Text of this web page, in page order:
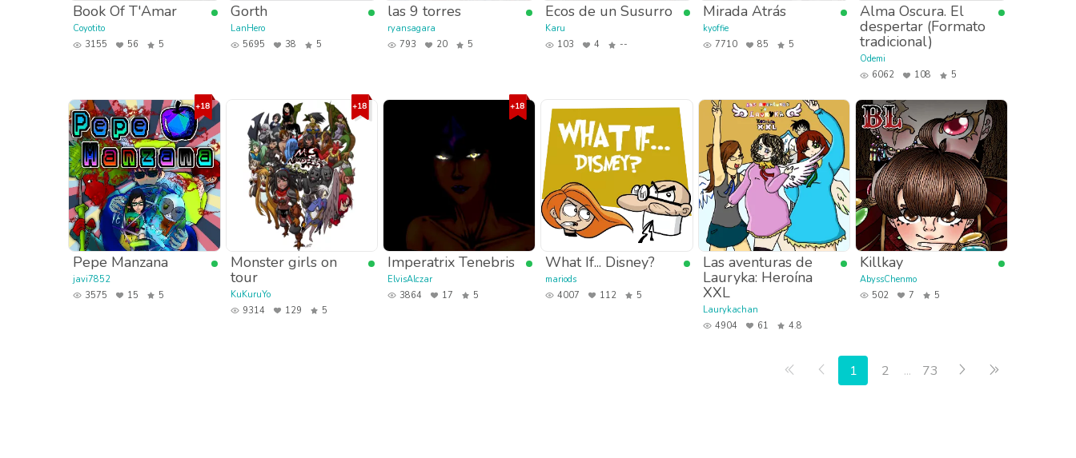
Book Of T'Amar
Coyotito
3155
56 5
Gorth
LanHero
5695
38 5
las 9 torres
ryansagara
793
20 5
Ecos de un Susurro
Karu
103
4 --
Mirada Atrás
kyoffie
7710
85 5
Alma Oscura. El
despertar (Formato
tradicional)
Odemi
6062
108 5
Pepe Manzana
javi7852
3575
15 5
Monster girls on
tour
KuKuruYo
9314
129 5
Imperatrix Tenebris
ElvisAlczar
3864
17 5
What If... Disney?
mariods
4007
112 5
Las aventuras de
Lauryka: Heroína
XXL
Laurykachan
4904
61 4.8
Killkay
AbyssChenmo
502
7 5
Primera página
Anterior
1 2 ... 73 Siguiente